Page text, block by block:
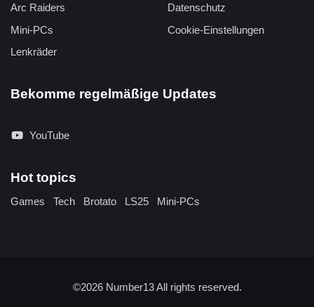
Arc Raiders
Mini-PCs
Lenkräder
Datenschutz
Cookie-Einstellungen
Bekomme regelmäßige Updates
YouTube
Hot topics
Games Tech Brotato LS25 Mini-PCs
©2026 Number13All rights reserved.